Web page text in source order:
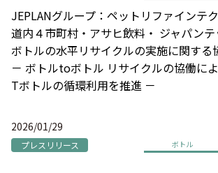
JEPLANグループ：ペットリファインテ
道内４市町村・アサヒ飲料・ ジャパン
ボトルの水平リサイクルの実施に関する
－ ボトルtoボトル リサイクルの協働に
Tボトルの循環利用を推進 －
2026/01/29
プレスリリース ボトル